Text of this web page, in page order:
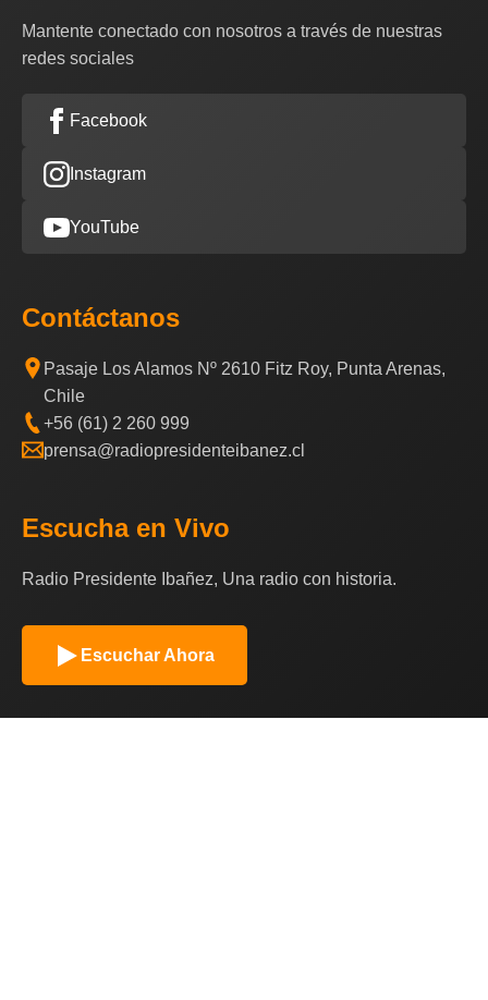
Mantente conectado con nosotros a través de nuestras
redes sociales
Facebook
Instagram
YouTube
Contáctanos
Pasaje Los Alamos Nº 2610 Fitz Roy, Punta Arenas,
Chile
+56 (61) 2 260 999
prensa@radiopresidenteibanez.cl
Escucha en Vivo
Radio Presidente Ibañez, Una radio con historia.
Escuchar Ahora